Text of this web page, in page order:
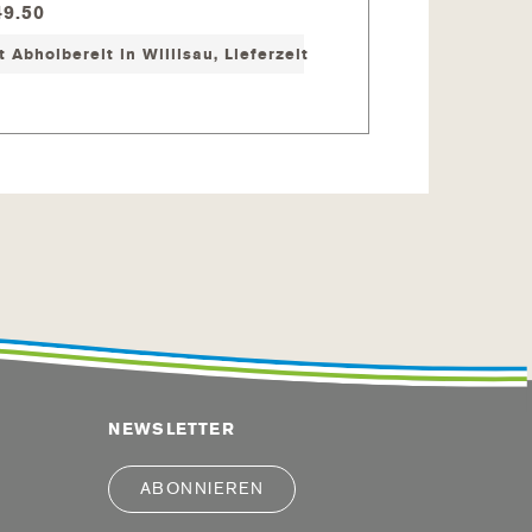
Abholbereit in Willisau, Lieferzeit ca. 2-7 Werktage
NEWSLETTER
ABONNIEREN